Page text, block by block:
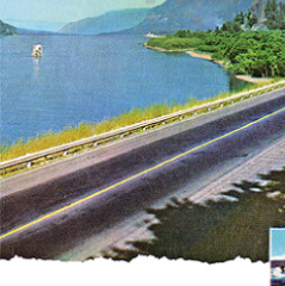
Oregon Travel Information